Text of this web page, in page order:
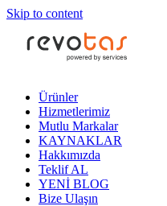
Skip to content
Ürünler
Hizmetlerimiz
Mutlu Markalar
KAYNAKLAR
Hakkımızda
Teklif AL
YENİ BLOG
Bize Ulaşın